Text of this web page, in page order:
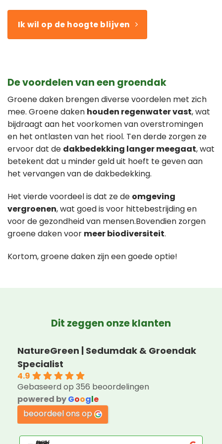
Ik wil op de hoogte blijven
De voordelen van een groendak
Groene daken brengen diverse voordelen met zich
mee. Groene daken houden regenwater vast, wat
bijdraagt aan het voorkomen van overstromingen
en het ontlasten van het riool. Ten derde zorgen ze
ervoor dat de dakbedekking langer meegaat, wat
betekent dat u minder geld uit hoeft te geven aan
het vervangen van de dakbedekking.
Het vierde voordeel is dat ze de omgeving
vergroenen, wat goed is voor hittebestrijding en
voor de gezondheid van mensen.Bovendien zorgen
groene daken voor meer biodiversiteit.
Kortom, groene daken zijn een goede optie!
Dit zeggen onze klanten
NatureGreen | Sedumdak & Groendak
Specialist
4.9
Gebaseerd op 356 beoordelingen
powered byGoogle
beoordeel ons op